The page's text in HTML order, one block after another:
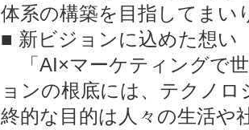
体系の構築を目指してまい
■ 新ビジョンに込めた想い
「AI×マーケティングで
ョンの根底には、テクノ
終的な目的は人々の生活や